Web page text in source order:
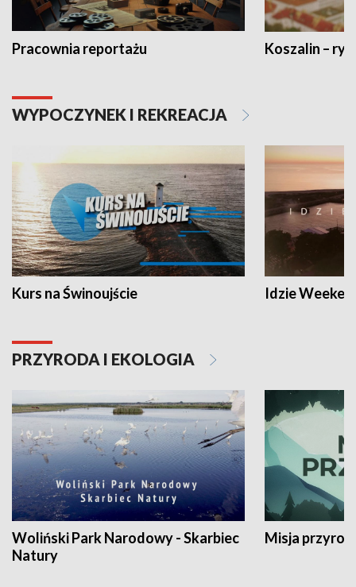
Pracownia reportażu Koszalin –
WYPOCZYNEK I REKREACJA
Kurs na Świnoujście Idzie
PRZYRODA I EKOLOGIA
Woliński Park Narodowy - Skarbiec
Natury
Misja